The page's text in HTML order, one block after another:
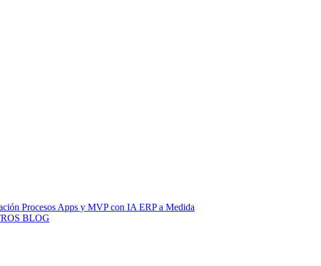
Procesos Apps y MVP con IA ERP a Medida
BLOG